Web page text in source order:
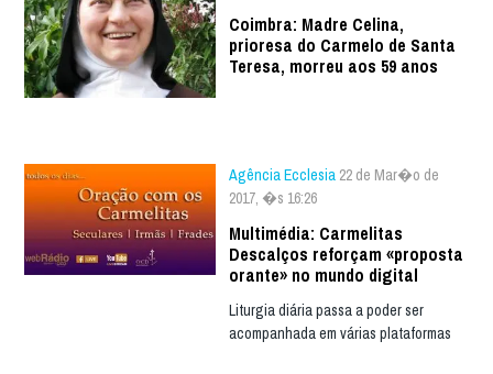
Coimbra: Madre Celina,
prioresa do Carmelo de Santa
Teresa, morreu aos 59 anos
Agência Ecclesia 22 de Mar�o de
2017, �s 16:26
Multimédia: Carmelitas
Descalços reforçam «proposta
orante» no mundo digital
Liturgia diária passa a poder ser
acompanhada em várias plataformas